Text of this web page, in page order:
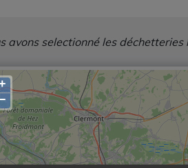
selectionné les déchetteries